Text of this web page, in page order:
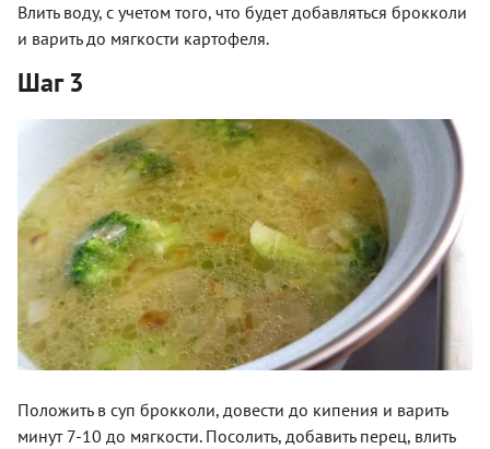
Влить воду, с учетом того, что будет добавляться брокколи
и варить до мягкости картофеля.
Шаг 3
Положить в суп брокколи, довести до кипения и варить
минут 7-10 до мягкости. Посолить, добавить перец, влить